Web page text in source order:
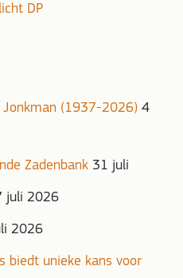
DP
Jonkman (1937-2026) 4
Zadenbank 31 juli
juli 2026
2026
biedt unieke kans voor